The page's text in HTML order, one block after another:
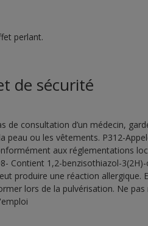
perlant.
de sécurité
de consultation d’un médecin,
peau ou les vêtements. P312-
aux réglementations
Contient 1,2-benzisothiazol-
produire une réaction allergique.
lors de la pulvérisation. Ne